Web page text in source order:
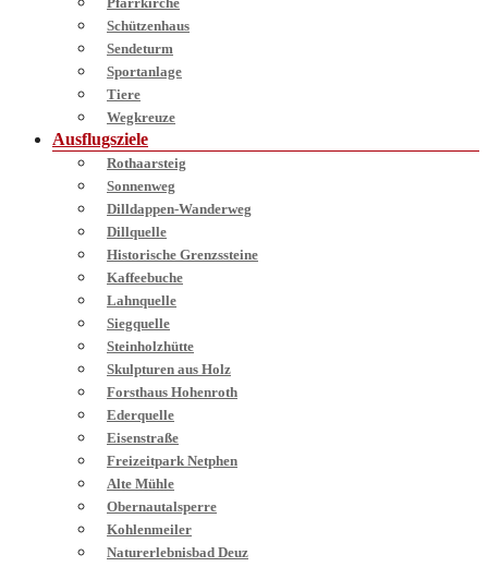
Schützenhaus
Sendeturm
Sportanlage
Tiere
Wegkreuze
Ausflugsziele
Rothaarsteig
Sonnenweg
Dilldappen-Wanderweg
Dillquelle
Historische Grenzssteine
Kaffeebuche
Lahnquelle
Siegquelle
Steinholzhütte
Skulpturen aus Holz
Forsthaus Hohenroth
Ederquelle
Eisenstraße
Freizeitpark Netphen
Alte Mühle
Obernautalsperre
Kohlenmeiler
Naturerlebnisbad Deuz